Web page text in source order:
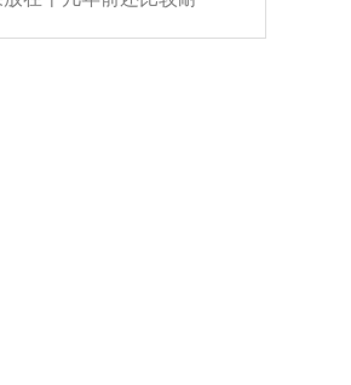
半轴容易损坏，产生异
定器的转向胶套和球头